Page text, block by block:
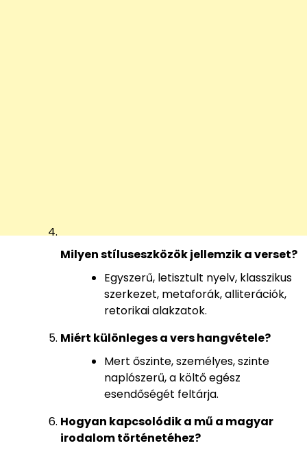
Milyen stíluseszközök jellemzik a verset?
Egyszerű, letisztult nyelv, klasszikus
szerkezet, metaforák, alliterációk,
retorikai alakzatok.
Miért különleges a vers hangvétele?
Mert őszinte, személyes, szinte
naplószerű, a költő egész
esendőségét feltárja.
Hogyan kapcsolódik a mű a magyar
irodalom történetéhez?